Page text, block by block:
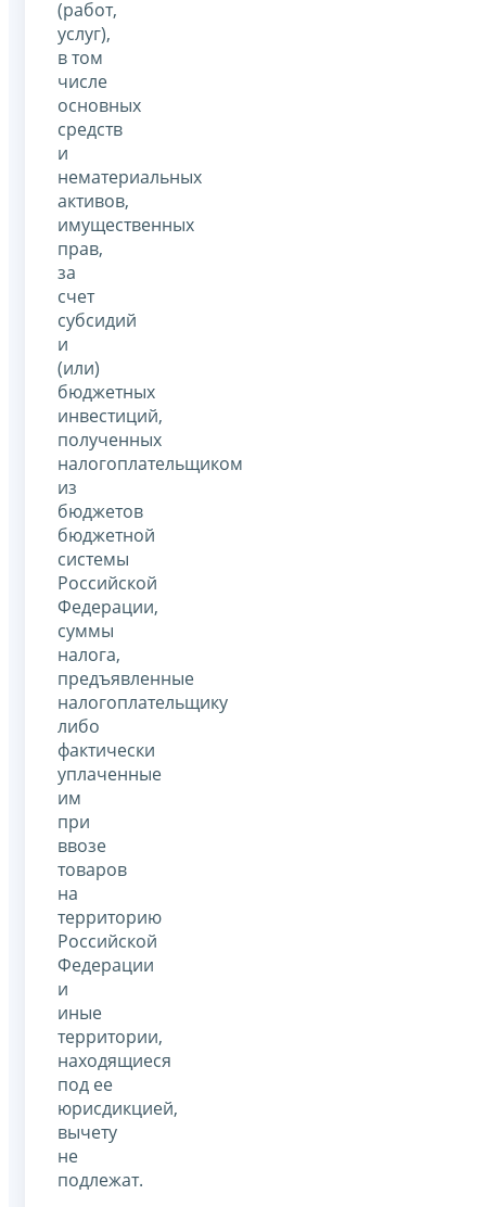
(работ,
услуг),
в том
числе
основных
средств
и
нематериальных
активов,
имущественных
прав,
за
счет
субсидий
и
(или)
бюджетных
инвестиций,
полученных
налогоплательщиком
из
бюджетов
бюджетной
системы
Российской
Федерации,
суммы
налога,
предъявленные
налогоплательщику
либо
фактически
уплаченные
им
при
ввозе
товаров
на
территорию
Российской
Федерации
и
иные
территории,
находящиеся
под ее
юрисдикцией,
вычету
не
подлежат.